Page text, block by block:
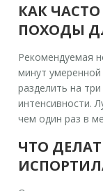
КАК
ПОХОДЫ
Рекомендуемая
минут
разделить на
интенсивности.
чем один раз в
ЧТО